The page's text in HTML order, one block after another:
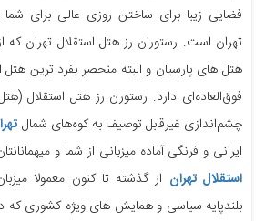
فضایی زیبا برای ساختن روزی عالی برای شما
تهران است. رستوران رز هتل استقلال تهران که
هتل های پارسیان و البته منحصر بفرد ترین هتل
فوق‌العاده‌ای دارد. رستورن رز هتل استقلال
چشم‌اندازی غیرقابل توصیف به کوه‌های شمال
ایرانی و فرنگی آماده میزبانی از شما و
استقلال تهران از گذشته تا کنون معمولا
بلندپایه سیاسی و همایش های ویژه کشوری که